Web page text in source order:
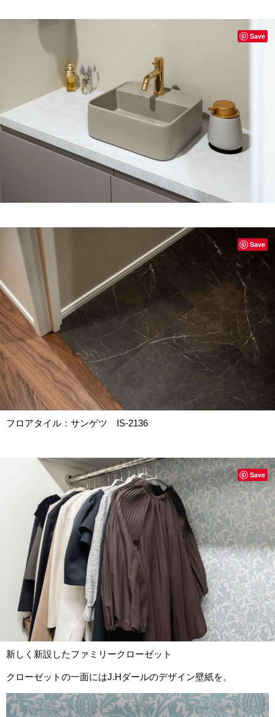
Save
フロアタイル：サンゲツ IS-2136
Save
新しく新設したファミリークローゼット
クローゼットの一面にはJ.Hダールのデザイン壁紙を。
Save